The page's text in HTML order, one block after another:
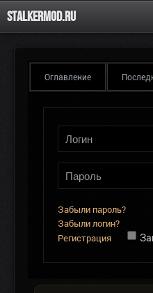
Stalkermod.ru
Оглавление
Забыли пароль?
Забыли логин?
Регистрация